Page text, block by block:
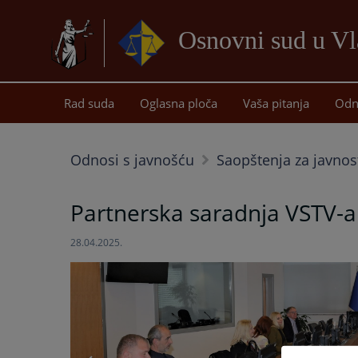
Osnovni sud u
Rad suda Oglasna ploča Vaša pitanja
Odnosi s javnošću Saopštenja za
Partnerska saradnja
28.04.2025.